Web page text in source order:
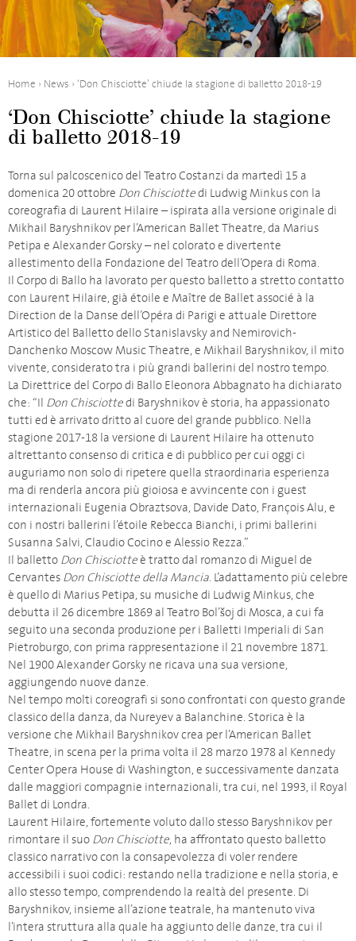
Home › News › ‘Don Chisciotte’ chiude la stagione di balletto 2018-19
‘Don Chisciotte’ chiude la stagione
di balletto 2018-19
Torna sul palcoscenico del Teatro Costanzi da martedì 15 a
domenica 20 ottobre Don Chisciottedi Ludwig Minkus con la
coreografia di Laurent Hilaire – ispirata alla versione originale di
Mikhail Baryshnikov per l’American Ballet Theatre, da Marius
Petipa e Alexander Gorsky – nel colorato e divertente
allestimento della Fondazione del Teatro dell’Opera di Roma.
Il Corpo di Ballo ha lavorato per questo balletto a stretto contatto
con Laurent Hilaire, già étoile e Maître de Ballet associé à la
Direction de la Danse dell’Opéra di Parigi e attuale Direttore
Artistico del Balletto dello Stanislavsky and Nemirovich-
Danchenko Moscow Music Theatre, e Mikhail Baryshnikov, il mito
vivente, considerato tra i più grandi ballerini del nostro tempo.
La Direttrice del Corpo di Ballo Eleonora Abbagnato ha dichiarato
che: “Il Don Chisciottedi Baryshnikov è storia, ha appassionato
tutti ed è arrivato dritto al cuore del grande pubblico. Nella
stagione 2017-18 la versione di Laurent Hilaire ha ottenuto
altrettanto consenso di critica e di pubblico per cui oggi ci
auguriamo non solo di ripetere quella straordinaria esperienza
ma di renderla ancora più gioiosa e avvincente con i guest
internazionali Eugenia Obraztsova, Davide Dato, François Alu, e
con i nostri ballerini l’étoile Rebecca Bianchi, i primi ballerini
Susanna Salvi, Claudio Cocino e Alessio Rezza.”
Il balletto Don Chisciotteè tratto dal romanzo di Miguel de
Cervantes Don Chisciotte della Mancia. L’adattamento più celebre
è quello di Marius Petipa, su musiche di Ludwig Minkus, che
debutta il 26 dicembre 1869 al Teatro Bol’šoj di Mosca, a cui fa
seguito una seconda produzione per i Balletti Imperiali di San
Pietroburgo, con prima rappresentazione il 21 novembre 1871.
Nel 1900 Alexander Gorsky ne ricava una sua versione,
aggiungendo nuove danze.
Nel tempo molti coreografi si sono confrontati con questo grande
classico della danza, da Nureyev a Balanchine. Storica è la
versione che Mikhail Baryshnikov crea per l’American Ballet
Theatre, in scena per la prima volta il 28 marzo 1978 al Kennedy
Center Opera House di Washington, e successivamente danzata
dalle maggiori compagnie internazionali, tra cui, nel 1993, il Royal
Ballet di Londra.
Laurent Hilaire, fortemente voluto dallo stesso Baryshnikov per
rimontare il suo Don Chisciotte, ha affrontato questo balletto
classico narrativo con la consapevolezza di voler rendere
accessibili i suoi codici: restando nella tradizione e nella storia, e
allo stesso tempo, comprendendo la realtà del presente. Di
Baryshnikov, insieme all’azione teatrale, ha mantenuto viva
l’intera struttura alla quale ha aggiunto delle danze, tra cui il